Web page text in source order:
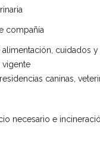
compañía
cuidados y
vigente
caninas,
necesario e